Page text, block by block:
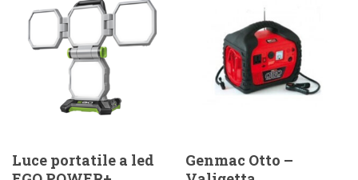
Luce portatile a led
Genmac Otto –